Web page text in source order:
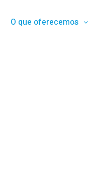
O que oferecemos